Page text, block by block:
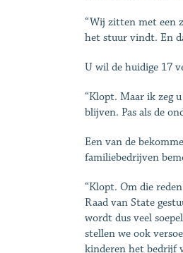
“Wij zitten met een
het stuur vindt. En
U wil de huidige 17
“Klopt. Maar ik zeg
blijven. Pas als de
Een van de
familiebedrijven
“Klopt. Om die
Raad van State
wordt dus veel
stellen we ook
kinderen het bedrijf